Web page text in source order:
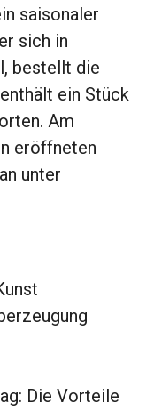
saisonaler
sich in
­bestellt die
ein Stück
Am
eröffneten
unter
Die Vorteile